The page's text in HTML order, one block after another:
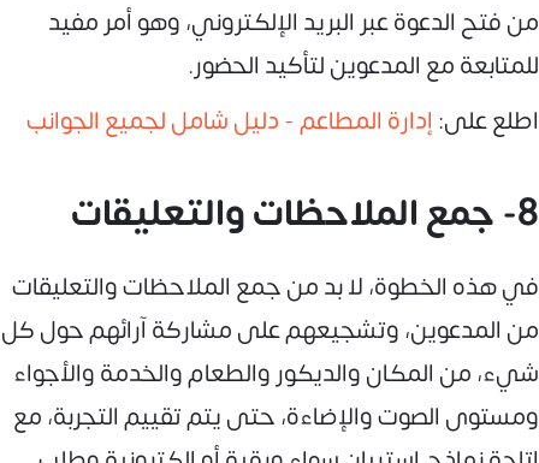
من فتح الدعوة عبر البريد الإلكتروني، وهو أمر مفيد
للمتابعة مع المدعوين لتأكيد الحضور.
اطلع على:إدارة المطاعم - دليل شامل لجميع الجوانب
8- جمع الملاحظات والتعليقات
في هذه الخطوة، لا بد من جمع الملاحظات والتعليقات
من المدعوين، وتشجيعهم على مشاركة آرائهم حول كل
شيء، من المكان والديكور والطعام والخدمة والأجواء
ومستوى الصوت والإضاءة، حتى يتم تقييم التجربة، مع